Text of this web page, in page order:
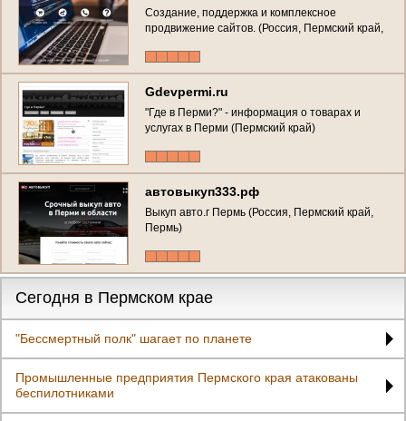
Создание, поддержка и комплексное
продвижение сайтов. (Россия, Пермский край,
Gdevpermi.ru
"Где в Перми?" - информация о товарах и
услугах в Перми (Пермский край)
автовыкуп333.рф
Выкуп авто.г Пермь (Россия, Пермский край,
Пермь)
Сегодня в Пермском крае
"Бессмертный полк" шагает по планете
Промышленные предприятия Пермского края атакованы
беспилотниками